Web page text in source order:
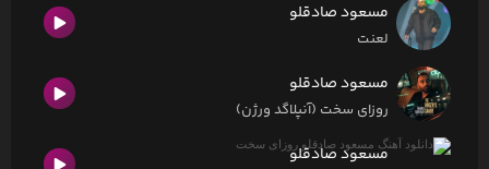
مسعود صادقلو
لعنت
مسعود صادقلو
روزای سخت (آنپلاگد ورژن)
مسعود صادقلو